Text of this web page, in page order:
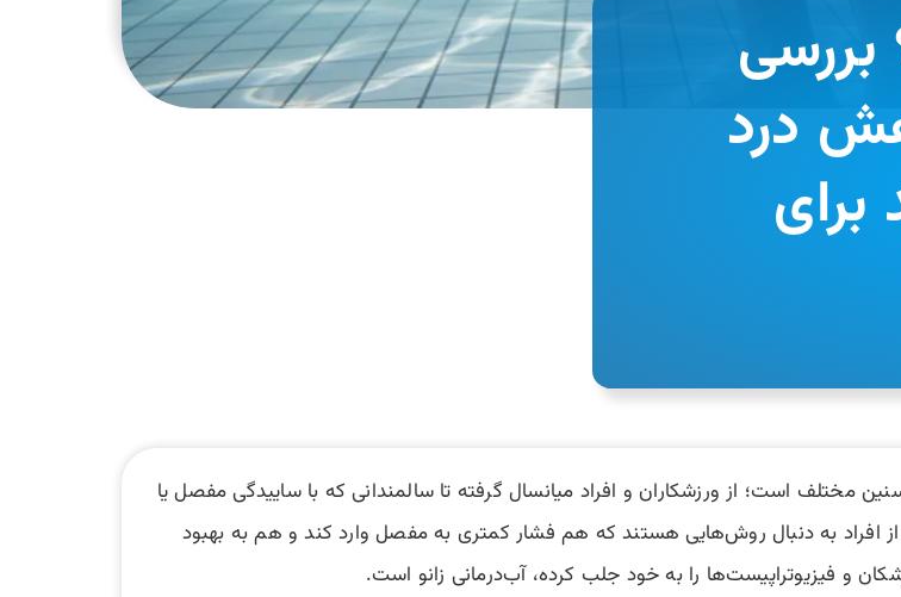
درد
برای
مختلف است؛ از ورزشکاران و افراد میانسال گرفته تا سالمندانی که با ساییدگی مفصل یا
به دنبال روش‌هایی هستند که هم فشار کمتری به مفصل وارد کند و هم به بهبود
و فیزیوتراپیست‌ها را به خود جلب کرده، آب‌درمانی زانو است.